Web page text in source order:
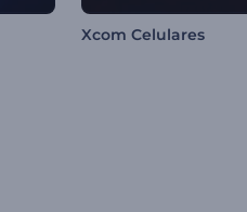
Xcom Celulares